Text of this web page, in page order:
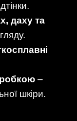
даху та
–
шкіри.